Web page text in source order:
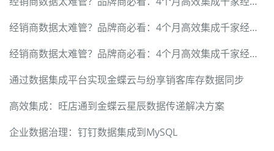
经销商数据太难管？品牌商必看：4个月高效集成千家经销商的落地指南
经销商数据太难管？品牌商必看：4个月高效集成千家经销商的落地指南
通过数据集成平台实现金蝶云与纷享销客库存数据同步
高效集成：旺店通到金蝶云星辰数据传递解决方案
企业数据治理：钉钉数据集成到MySQL